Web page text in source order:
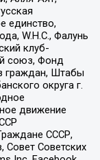
единство,
W.H.С., Фалунь
клуб-
союз, Фонд
граждан, Штабы
округа г.
движение
СССР,
Советских